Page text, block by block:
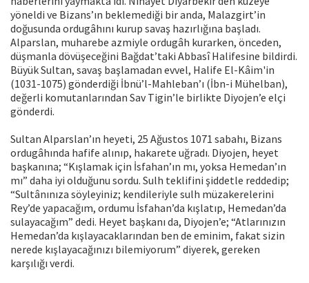
yöneldi ve Bizans’ın beklemediği bir anda, Malazgirt’in
doğusunda ordugâhını kurup savaş hazırlığına başladı.
Alparslan, muharebe azmiyle ordugâh kurarken, önceden,
düşmanla dövüşeceğini Bağdat’taki Abbasî Halifesine bildirdi.
Büyük Sultan, savaş başlamadan evvel, Halife El-Kâim'in
(1031-1075) gönderdiği İbnü’l-Mahleban’ı (İbn-i Mühelban),
değerli komutanlarından Sav Tigin’le birlikte Diyojen’e elçi
gönderdi.
Sultan Alparslan’ın heyeti, 25 Ağustos 1071 sabahı, Bizans
ordugâhında hafife alınıp, hakarete uğradı. Diyojen, heyet
başkanına; “Kışlamak için İsfahan’ın mı, yoksa Hemedan’ın
mı” daha iyi olduğunu sordu. Sulh teklifini şiddetle reddedip;
“Sultânınıza söyleyiniz; kendileriyle sulh müzakerelerini
Rey’de yapacağım, ordumu İsfahan’da kışlatıp, Hemedan’da
sulayacağım” dedi. Heyet başkanı da, Diyojen’e; “Atlarınızın
Hemedan’da kışlayacaklarından ben de eminim, fakat sizin
nerede kışlayacağınızı bilemiyorum” diyerek, gereken
karşılığı verdi.